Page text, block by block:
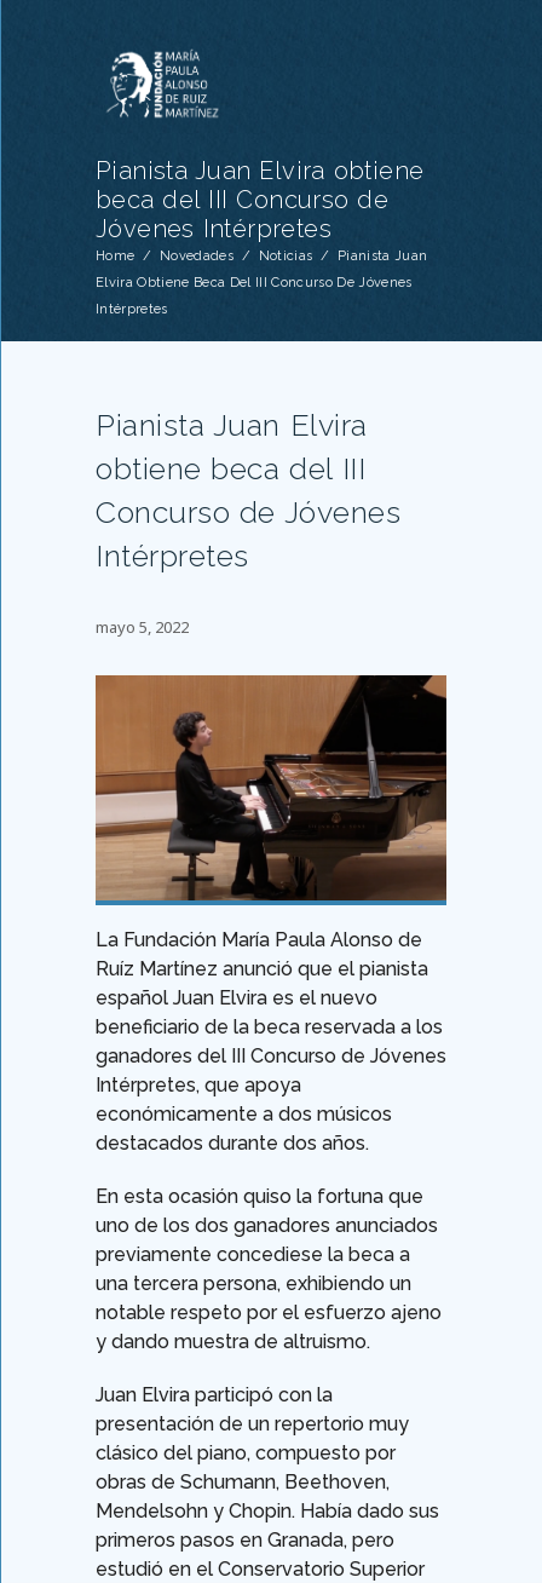
Pianista Juan Elvira obtiene
beca del III Concurso de
Jóvenes Intérpretes
Home / Novedades / Noticias /
Pianista Juan
Elvira Obtiene Beca Del III Concurso De Jóvenes
Intérpretes
Pianista Juan Elvira
obtiene beca del III
Concurso de Jóvenes
Intérpretes
mayo 5, 2022
La Fundación María Paula Alonso de
Ruíz Martínez anunció que el pianista
español Juan Elvira es el nuevo
beneficiario de la beca reservada a los
ganadores del III Concurso de Jóvenes
Intérpretes, que apoya
económicamente a dos músicos
destacados durante dos años.
En esta ocasión quiso la fortuna que
uno de los dos ganadores anunciados
previamente concediese la beca a
una tercera persona, exhibiendo un
notable respeto por el esfuerzo ajeno
y dando muestra de altruismo.
Juan Elvira participó con la
presentación de un repertorio muy
clásico del piano, compuesto por
obras de Schumann, Beethoven,
Mendelsohn y Chopin. Había dado sus
primeros pasos en Granada, pero
estudió en el Conservatorio Superior